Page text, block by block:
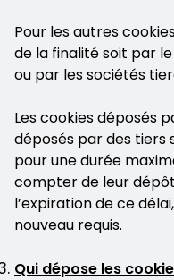
Pour les autres
de la finalité soit par
ou par les sociétés
Les cookies déposés
déposés par des tiers
pour une durée
compter de leur
l’expiration de ce
nouveau requis.
Qui dépose les